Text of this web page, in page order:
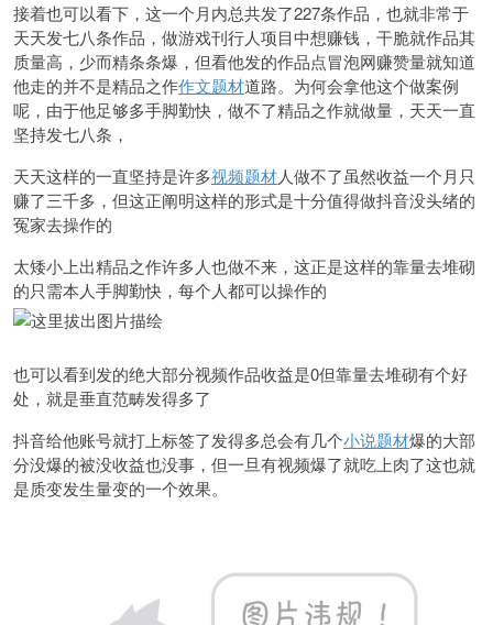
接着也可以看下，这一个月内总共发了227条作品，也就非常于
天天发七八条作品，做游戏刊行人项目中想赚钱，干脆就作品其
质量高，少而精条条爆，但看他发的作品点冒泡网赚赞量就知道
他走的并不是精品之作作文题材道路。为何会拿他这个做案例
呢，由于他足够多手脚勤快，做不了精品之作就做量，天天一直
坚持发七八条，
天天这样的一直坚持是许多视频题材人做不了虽然收益一个月只
赚了三千多，但这正阐明这样的形式是十分值得做抖音没头绪的
冤家去操作的
太矮小上出精品之作许多人也做不来，这正是这样的靠量去堆砌
的只需本人手脚勤快，每个人都可以操作的
也可以看到发的绝大部分视频作品收益是0但靠量去堆砌有个好
处，就是垂直范畴发得多了
抖音给他账号就打上标签了发得多总会有几个小说题材爆的大部
分没爆的被没收益也没事，但一旦有视频爆了就吃上肉了这也就
是质变发生量变的一个效果。